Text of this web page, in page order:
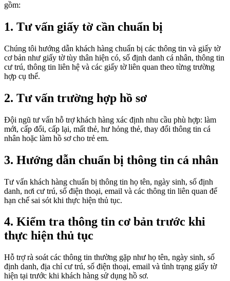
gồm:
1. Tư vấn giấy tờ cần chuẩn bị
Chúng tôi hướng dẫn khách hàng chuẩn bị các thông tin và giấy tờ
cơ bản như giấy tờ tùy thân hiện có, số định danh cá nhân, thông tin
cư trú, thông tin liên hệ và các giấy tờ liên quan theo từng trường
hợp cụ thể.
2. Tư vấn trường hợp hồ sơ
Đội ngũ tư vấn hỗ trợ khách hàng xác định nhu cầu phù hợp: làm
mới, cấp đổi, cấp lại, mất thẻ, hư hỏng thẻ, thay đổi thông tin cá
nhân hoặc làm hồ sơ cho trẻ em.
3. Hướng dẫn chuẩn bị thông tin cá nhân
Tư vấn khách hàng chuẩn bị thông tin họ tên, ngày sinh, số định
danh, nơi cư trú, số điện thoại, email và các thông tin liên quan để
hạn chế sai sót khi thực hiện thủ tục.
4. Kiểm tra thông tin cơ bản trước khi
thực hiện thủ tục
Hỗ trợ rà soát các thông tin thường gặp như họ tên, ngày sinh, số
định danh, địa chỉ cư trú, số điện thoại, email và tình trạng giấy tờ
hiện tại trước khi khách hàng sử dụng hồ sơ.